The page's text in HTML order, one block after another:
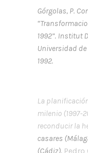
Górgolas, P.
1992”. Institut
Universidad
1992.
La
milenio (1997-
reconducir la
casares
(Cádiz). Pedro